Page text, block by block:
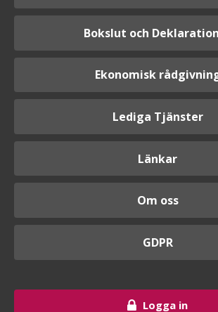
Bokslut och
Ekonomisk
Lediga Tjänster
Länkar
Om oss
GDPR
Logga in